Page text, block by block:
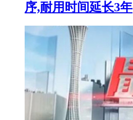
序,耐用时间延长3年